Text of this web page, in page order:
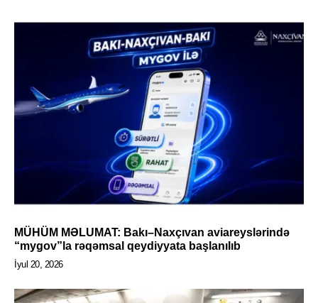
MÜHÜM MƏLUMAT: Bakı–Naxçıvan aviareyslərində
“mygov”la rəqəmsal qeydiyyata başlanılıb
İyul 20, 2026